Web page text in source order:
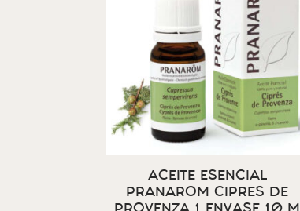
ACEITE ESENCIAL
PRANAROM CIPRES DE